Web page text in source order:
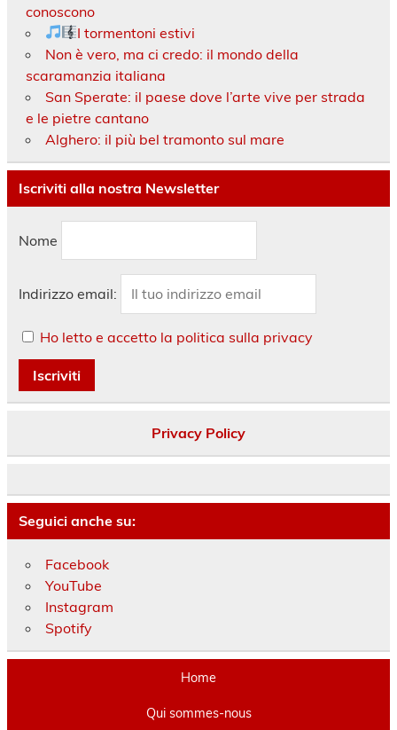
conoscono
I tormentoni estivi
Non è vero, ma ci credo: il mondo della
scaramanzia italiana
San Sperate: il paese dove l’arte vive per strada
e le pietre cantano
Alghero: il più bel tramonto sul mare
Iscriviti alla nostra Newsletter
Nome
Indirizzo email:
Ho letto e accetto la politica sulla privacy
Privacy Policy
Seguici anche su:
Facebook
YouTube
Instagram
Spotify
Home
Qui sommes-nous